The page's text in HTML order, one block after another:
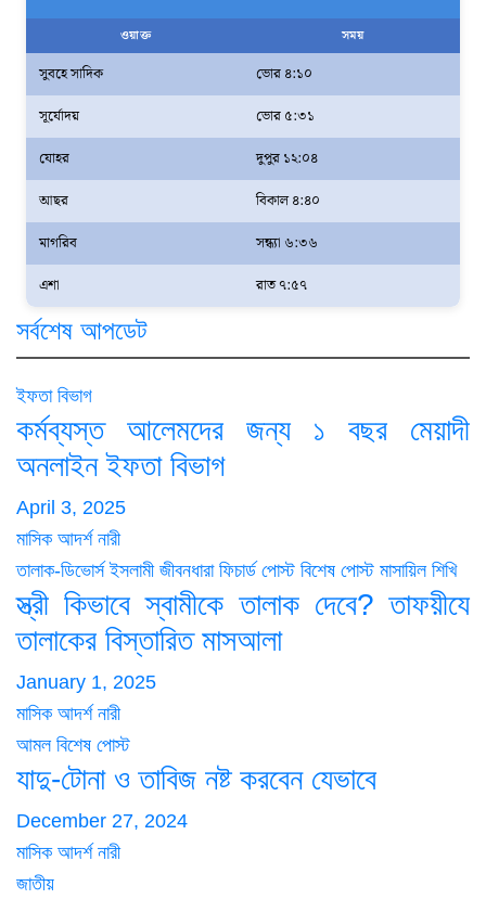
ওয়াক্ত সময়
সুবহে সাদিক
ভোর ৪:১০
সূর্যোদয়
ভোর ৫:৩১
যোহর
দুপুর ১২:০৪
আছর
বিকাল ৪:৪০
মাগরিব
সন্ধ্যা ৬:৩৬
এশা
রাত ৭:৫৭
সর্বশেষ আপডেট
ইফতা বিভাগ
কর্মব্যস্ত আলেমদের জন্য ১ বছর মেয়াদী
অনলাইন ইফতা বিভাগ
April 3, 2025
মাসিক আদর্শ নারী
তালাক-ডিভোর্স ইসলামী জীবনধারা ফিচার্ড পোস্ট বিশেষ পোস্ট মাসায়িল শিখি
স্ত্রী কিভাবে স্বামীকে তালাক দেবে? তাফয়ীযে
তালাকের বিস্তারিত মাসআলা
January 1, 2025
মাসিক আদর্শ নারী
আমল বিশেষ পোস্ট
যাদু-টোনা ও তাবিজ নষ্ট করবেন যেভাবে
December 27, 2024
মাসিক আদর্শ নারী
জাতীয়